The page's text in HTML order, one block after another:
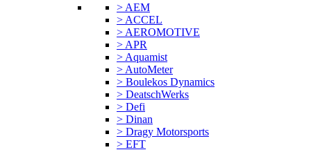
> AEM
> ACCEL
> AEROMOTIVE
> APR
> Aquamist
> AutoMeter
> Boulekos Dynamics
> DeatschWerks
> Defi
> Dinan
> Dragy Motorsports
> EFT